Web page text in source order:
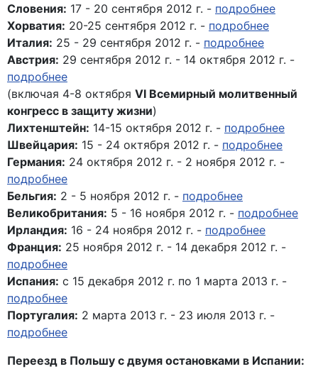
Словения: 17 - 20 сентября 2012 г. - подробнее
Хорватия: 20-25 сентября 2012 г. - подробнее
Италия: 25 - 29 сентября 2012 г. - подробнее
Австрия: 29 сентября 2012 г. - 14 октября 2012 г. -
подробнее
(включая 4-8 октября VI Всемирный молитвенный
конгресс в защиту жизни)
Лихтенштейн: 14-15 октября 2012 г. - подробнее
Швейцария: 15 - 24 октября 2012 г. - подробнее
Германия: 24 октября 2012 г. - 2 ноября 2012 г. -
подробнее
Бельгия: 2 - 5 ноября 2012 г. - подробнее
Великобритания: 5 - 16 ноября 2012 г. - подробнее
Ирландия: 16 - 24 ноября 2012 г. - подробнее
Франция: 25 ноября 2012 г. - 14 декабря 2012 г. -
подробнее
Испания: с 15 декабря 2012 г. по 1 марта 2013 г. -
подробнее
Португалия: 2 марта 2013 г. - 23 июля 2013 г. -
подробнее
Переезд в Польшу с двумя остановками в Испании: